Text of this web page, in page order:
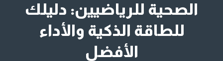
الصحية للرياضيين: دليلك
للطاقة الذكية والأداء
الأفضل